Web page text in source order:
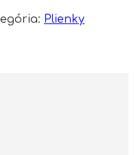
Plienky